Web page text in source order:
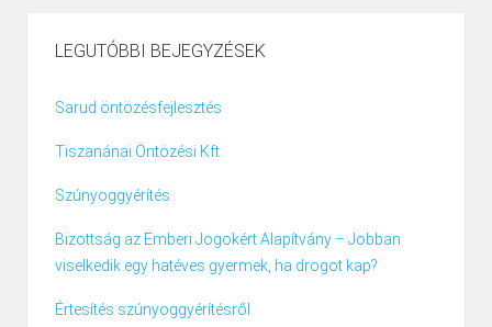
LEGUTÓBBI BEJEGYZÉSEK
Sarud öntözésfejlesztés
Tiszanánai Öntözési Kft.
Szúnyoggyérítés
Bizottság az Emberi Jogokért Alapítvány – Jobban
viselkedik egy hatéves gyermek, ha drogot kap?
Értesítés szúnyoggyérítésről